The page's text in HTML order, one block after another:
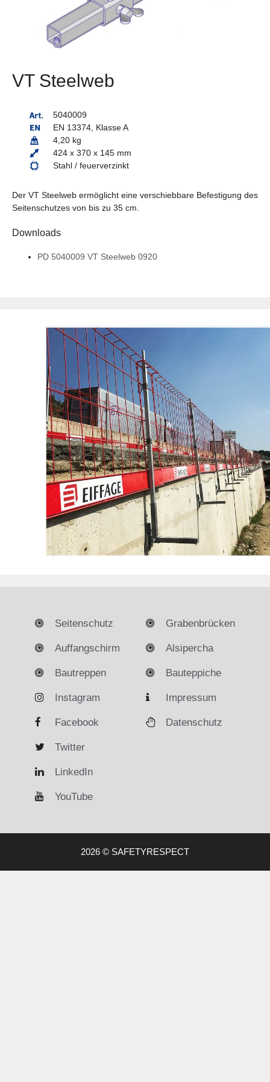
VT Steelweb
5040009
EN 13374, Klasse A
4,20 kg
424 x 370 x 145 mm
Stahl / feuerverzinkt
Der VT Steelweb ermöglicht eine verschiebbare Befestigung des
Seitenschutzes von bis zu 35 cm.
Downloads
PD 5040009 VT Steelweb 0920
Seitenschutz
Auffangschirm
Bautreppen
Grabenbrücken
Alsipercha
Bauteppiche
Instagram
Facebook
Twitter
LinkedIn
YouTube
Impressum
Datenschutz
2026 © SAFETYRESPECT